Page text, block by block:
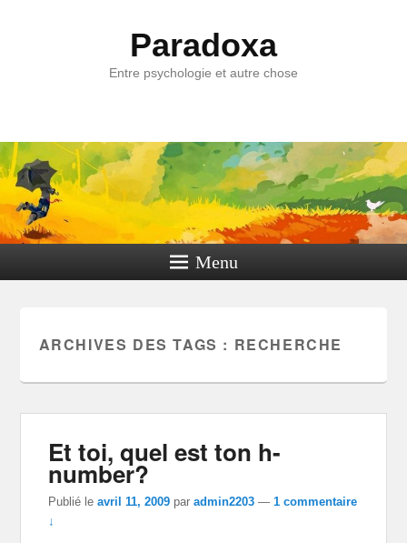
Paradoxa
Entre psychologie et autre chose
Menu
ARCHIVES DES TAGS : RECHERCHE
Et toi, quel est ton h-
number?
Publié leavril 11, 2009 paradmin2203 —1 commentaire
↓